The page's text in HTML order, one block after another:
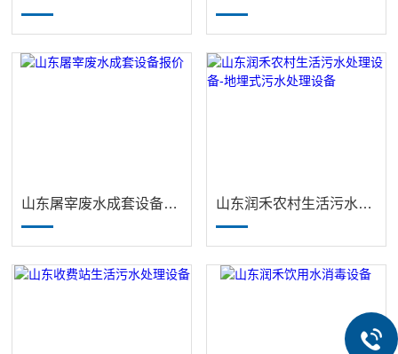
山东屠宰废水成套设备报价 山东润禾农村生活污水处理设备-地埋式污水处理设备